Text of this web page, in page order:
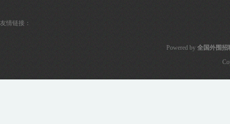
友情链接：
Powered by 全国外围招